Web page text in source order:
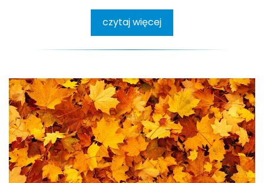
czytaj więcej